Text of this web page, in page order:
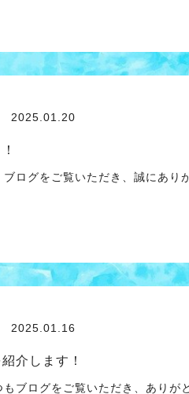
2025.01.20
ブログをご覧いただき、誠にあ
2025.01.16
介します！
もブログをご覧いただき、あり